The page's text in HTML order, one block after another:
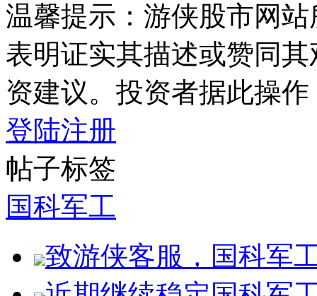
温馨提示：游侠股市网
表明证实其描述或赞同
资建议。投资者据此操
登陆注册
帖子标签
国科军工
致游侠客服，国科军